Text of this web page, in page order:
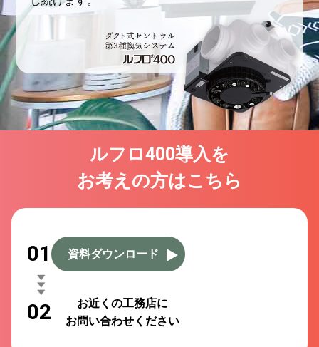
ルフロ400導入を
お考えの方はこちら
01 資料ダウンロード
02
お近くの工務店に
お問い合わせください